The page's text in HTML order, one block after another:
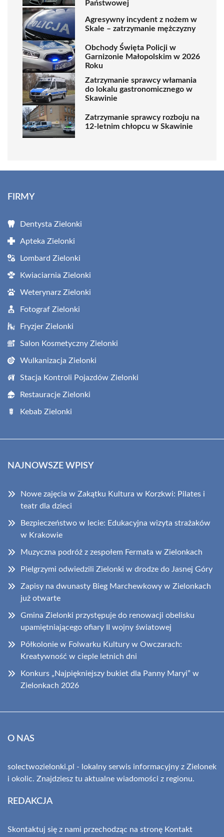
Państwowej
Agresywny incydent z nożem w
Skale – zatrzymanie mężczyzny
Obchody Święta Policji w
Garnizonie Małopolskim w 2026
Roku
Zatrzymanie sprawcy włamania
do lokalu gastronomicznego w
Skawinie
Zatrzymanie sprawcy rozboju na
12-letnim chłopcu w Skawinie
FIRMY
Dentysta Zielonki
Apteka Zielonki
Lombard Zielonki
Kwiaciarnia Zielonki
Weterynarz Zielonki
Fotograf Zielonki
Fryzjer Zielonki
Salon Kosmetyczny Zielonki
Wulkanizacja Zielonki
Stacja Kontroli Pojazdów Zielonki
Restauracje Zielonki
Kebab Zielonki
NAJNOWSZE WPISY
Nowe zajęcia w Zakątku Kultura w Korzkwi: Pilates i
teatr dla dzieci
Bezpieczeństwo w lecie: Edukacyjna wizyta strażaków
w Krakowie
Muzyczna podróż z zespołem Fermata w Zielonkach
Pielgrzymi odwiedzili Zielonki w drodze do Jasnej Góry
Zapisy na dwunasty Bieg Marchewkowy w Zielonkach
już otwarte
Gmina Zielonki przystępuje do renowacji obelisku
upamiętniającego ofiary II wojny światowej
Półkolonie w Folwarku Kultury w Owczarach:
Kreatywność w cieple letnich dni
Konkurs „Najpiękniejszy bukiet dla Panny Maryi” w
Zielonkach 2026
O NAS
solectwozielonki.pl - lokalny serwis informacyjny z Zielonek
i okolic. Znajdziesz tu aktualne wiadomości z regionu.
REDAKCJA
Skontaktuj się z nami przechodząc na stronę Kontakt